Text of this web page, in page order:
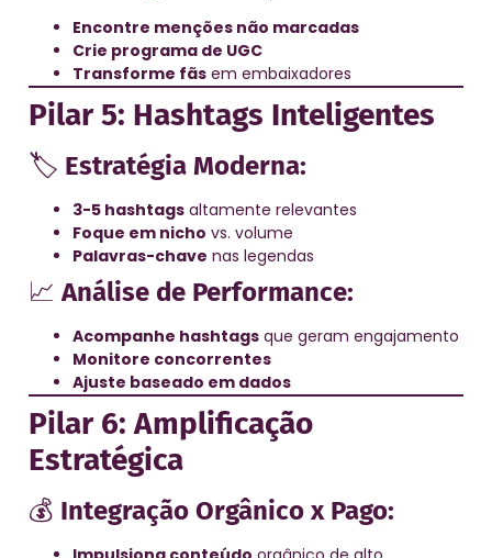
Encontre menções não marcadas
Crie programa de UGC
Transforme fãs em embaixadores
Pilar 5: Hashtags Inteligentes
🏷️ Estratégia Moderna:
3-5 hashtags altamente relevantes
Foque em nicho vs. volume
Palavras-chave nas legendas
📈Análise de Performance:
Acompanhe hashtags que geram engajamento
Monitore concorrentes
Ajuste baseado em dados
Pilar 6: Amplificação
Estratégica
💰 Integração Orgânico x Pago: